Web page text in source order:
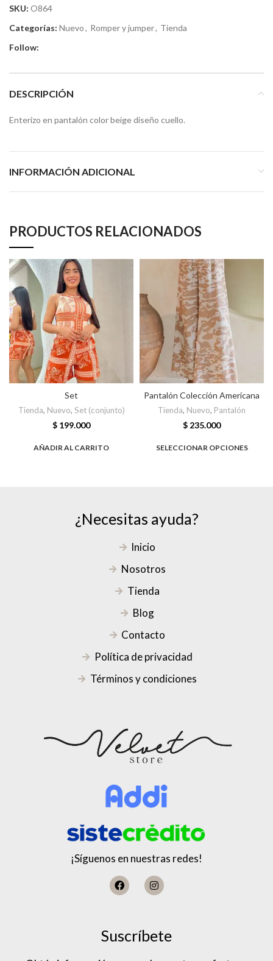
SKU: O864
Categorías: Nuevo, Romper y jumper, Tienda
Follow:
DESCRIPCIÓN
Enterizo en pantalón color beige diseño cuello.
INFORMACIÓN ADICIONAL
PRODUCTOS RELACIONADOS
Set
Tienda, Nuevo, Set (conjunto)
$ 199.000
AÑADIR AL CARRITO
Pantalón Colección Americana
Tienda, Nuevo, Pantalón
$ 235.000
SELECCIONAR OPCIONES
¿Necesitas ayuda?
Inicio
Nosotros
Tienda
Blog
Contacto
Política de privacidad
Términos y condiciones
¡Síguenos en nuestras redes!
Suscríbete